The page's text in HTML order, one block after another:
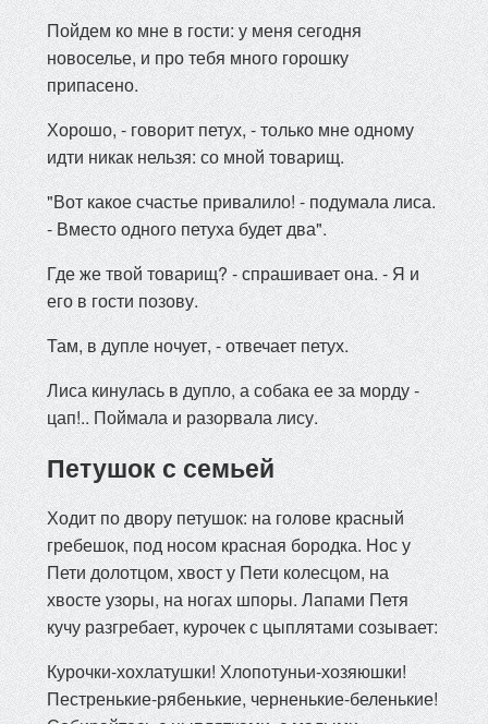
Пойдем ко мне в гости: у меня сегодня
новоселье, и про тебя много горошку
припасено.
Хорошо, - говорит петух, - только мне одному
идти никак нельзя: со мной товарищ.
"Вот какое счастье привалило! - подумала лиса.
- Вместо одного петуха будет два".
Где же твой товарищ? - спрашивает она. - Я и
его в гости позову.
Там, в дупле ночует, - отвечает петух.
Лиса кинулась в дупло, а собака ее за морду -
цап!.. Поймала и разорвала лису.
Петушок с семьей
Ходит по двору петушок: на голове красный
гребешок, под носом красная бородка. Нос у
Пети долотцом, хвост у Пети колесцом, на
хвосте узоры, на ногах шпоры. Лапами Петя
кучу разгребает, курочек с цыплятами созывает:
Курочки-хохлатушки! Хлопотуньи-хозяюшки!
Пестренькие-рябенькие, черненькие-беленькие!